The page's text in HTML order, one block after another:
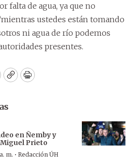
falta de agua, ya que no
ustedes están tomando
ni agua de río podemos
presentes.
CopyPrint
en Ñemby y
Prieto
m. · Redacción ÚH